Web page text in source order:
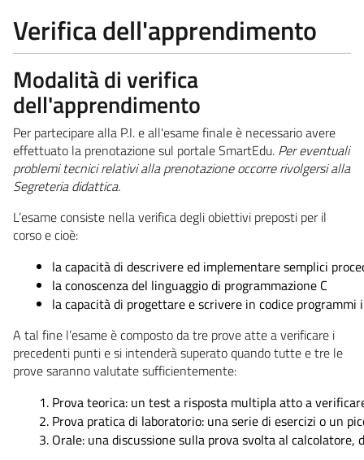
Verifica dell'apprendimento
Modalità di verifica
dell'apprendimento
Per partecipare alla P.I. e all'esame finale è necessario avere
effettuato la prenotazione sul portale SmartEdu. Per eventuali
problemi tecnici relativi alla prenotazione occorre rivolgersi alla
Segreteria didattica.
L’esame consiste nella verifica degli obiettivi preposti per il
corso e cioè:
la capacità di descrivere ed implementare semplici
la conoscenza del linguaggio di programmazione C
la capacità di progettare e scrivere in codice
A tal fine l’esame è composto da tre prove atte a verificare i
precedenti punti e si intenderà superato quando tutte e tre le
prove saranno valutate sufficientemente:
Prova teorica: un test a risposta multipla atto a
Prova pratica di laboratorio: una serie di esercizi o un
Orale: una discussione sulla prova svolta al